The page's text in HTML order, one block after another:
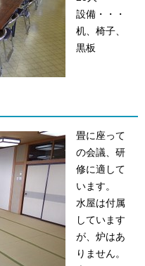
設備・・・
机、椅子、
黒板
畳に座って
の会議、研
修に適して
います。
水屋は付属
しています
が、炉はあ
りません。